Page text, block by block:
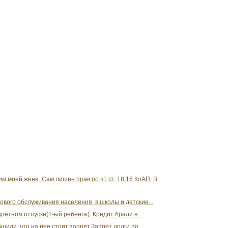
моей жене. Сам лишен прав по ч1 ст. 18.16 КоАП. В
обслуживания населения, в школы и детские...
отпуске(1-ый ребенок). Кредит брали в...
что на нее стоит запрет.Запрет долги по...